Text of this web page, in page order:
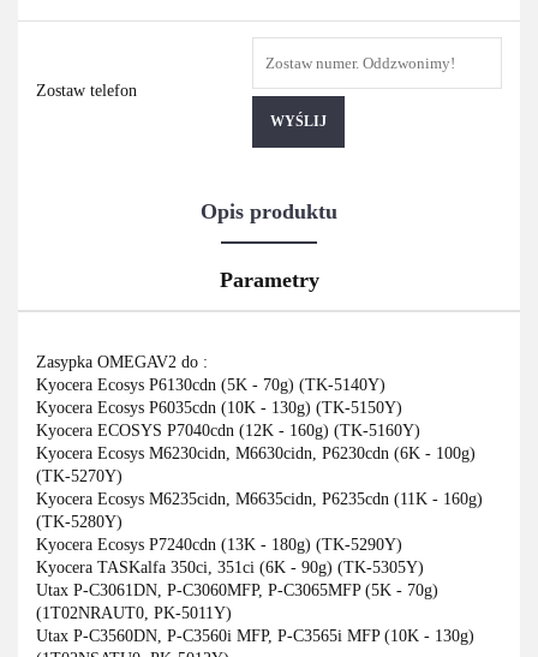
Zostaw telefon
WYŚLIJ
Opis produktu
Parametry
Zasypka OMEGAV2 do :
Kyocera Ecosys P6130cdn (5K - 70g) (TK-5140Y)
Kyocera Ecosys P6035cdn (10K - 130g) (TK-5150Y)
Kyocera ECOSYS P7040cdn (12K - 160g) (TK-5160Y)
Kyocera Ecosys M6230cidn, M6630cidn, P6230cdn (6K - 100g)
(TK-5270Y)
Kyocera Ecosys M6235cidn, M6635cidn, P6235cdn (11K - 160g)
(TK-5280Y)
Kyocera Ecosys P7240cdn (13K - 180g) (TK-5290Y)
Kyocera TASKalfa 350ci, 351ci (6K - 90g) (TK-5305Y)
Utax P-C3061DN, P-C3060MFP, P-C3065MFP (5K - 70g)
(1T02NRAUT0, PK-5011Y)
Utax P-C3560DN, P-C3560i MFP, P-C3565i MFP (10K - 130g)